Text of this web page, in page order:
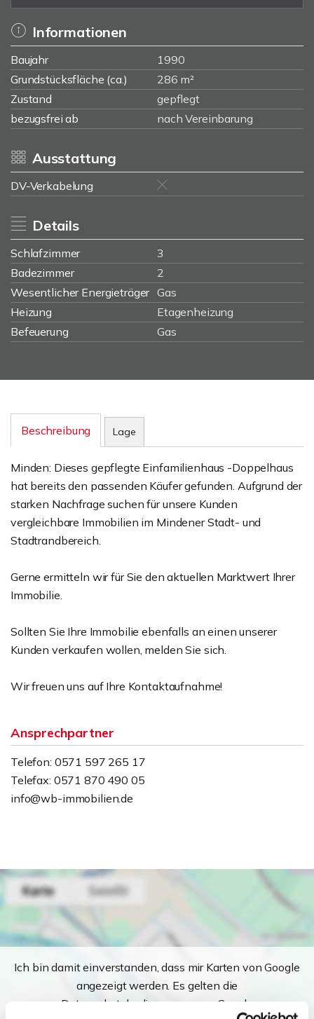
Informationen
Baujahr
1990
Grundstücksfläche (ca.)
286 m²
Zustand
gepflegt
bezugsfrei ab
nach Vereinbarung
Ausstattung
DV-Verkabelung
Details
Schlafzimmer
3
Badezimmer
2
Wesentlicher Energieträger Gas
Heizung
Etagenheizung
Befeuerung
Gas
Beschreibung Lage
Minden: Dieses gepflegte Einfamilienhaus -Doppelhaus
hat bereits den passenden Käufer gefunden. Aufgrund der
starken Nachfrage suchen für unsere Kunden
vergleichbare Immobilien im Mindener Stadt- und
Stadtrandbereich.
Gerne ermitteln wir für Sie den aktuellen Marktwert Ihrer
Immobilie.
Sollten Sie Ihre Immobilie ebenfalls an einen unserer
Kunden verkaufen wollen, melden Sie sich.
Wir freuen uns auf Ihre Kontaktaufnahme!
Ansprechpartner
Telefon: 0571 597 265 17
Telefax: 0571 870 490 05
info@wb-immobilien.de
Ich bin damit einverstanden, dass mir Karten von Google
angezeigt werden. Es gelten die
Datenschutzbedingungen von Google